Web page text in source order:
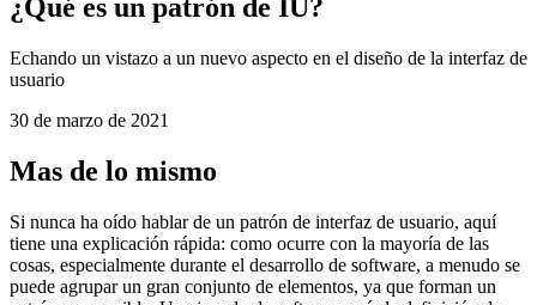
usuario
30 de marzo de 2021
Mas de lo mismo